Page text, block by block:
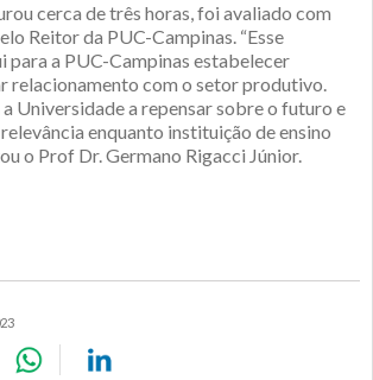
cerca de três horas, foi avaliado com
Reitor da PUC-Campinas. “Esse
para a PUC-Campinas estabelecer
relacionamento com o setor produtivo.
a Universidade a repensar sobre o futuro e
enquanto instituição de ensino
o Prof Dr. Germano Rigacci Júnior.